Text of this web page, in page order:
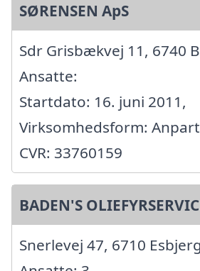
SØRENSEN ApS
Sdr Grisbækvej 11, 6740
Ansatte:
Startdato: 16. juni 2011,
Virksomhedsform:
CVR: 33760159
BADEN'S
Snerlevej 47, 6710